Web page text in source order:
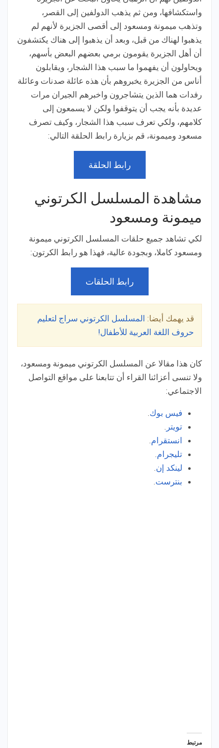
واستكشافها، ومن ثم يذهب الدولفين إلى القصر،
وتذهب ميمونة ومسعود إلى أقصى الجزيرة لأنهم لم
يذهبوا لهناك من قبل، وبعد أن يذهبوا إلى هناك يكتشفون
أن أهل الجزيرة يقومون برمي بعضهم البعض بأسهم،
ويحاولون أن يفهموا ما سبب هذا الشجار، ويقابلون
أناس من الجزيرة يخبروهم بأن هذه عائلة صدنات وعائلة
رفدات هما الذين يتشاجرون واخبرهم الجيران مرات
عديدة بأنه يجب أن يتوقفوا ولكن لا يسمعون إلى
كلامهم، ولكي تعرف سبب هذا الشجار، وكيف تصرف
مسعود وميمونة، قم بزيارة رابط الحلقة التالي:
رابط الحلقة
مشاهدة المسلسل الكرتوني
ميمونة ومسعود
لكي تشاهد جميع حلقات المسلسل الكرتوني ميمونة
ومسعود كاملا، وبجودة عالية، فهذا هو رابط الكرتون:
رابط الحلقات
قد يهمك أيضا: المسلسل الكرتوني سراج لتعليم
حروف اللغة العربية للأطفال!
كان هذا مقالا عن المسلسل الكرتوني ميمونة ومسعود،
ولا تنسى أعزائنا القراء أن تتابعنا على مواقع التواصل
الاجتماعي:
فيس بوك.
تويتر .
انستقرام.
تليجرام.
لينكد إن.
بنترست.
مرتبط